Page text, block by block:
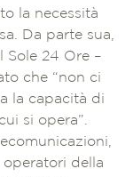
la necessità
Da parte sua,
Sole 24 Ore –
che “non ci
la capacità di
si opera”.
della